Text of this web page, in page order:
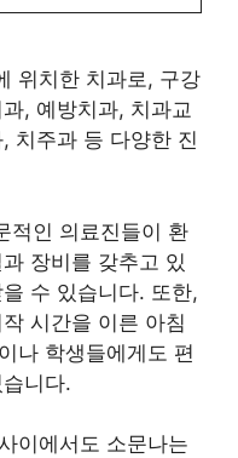
위치한 치과로, 구강
, 예방치과, 치과교
치주과 등 다양한 진
적인 의료진들이 환
장비를 갖추고 있
수 있습니다. 또한,
시간을 이른 아침
나 학생들에게도 편
니다.
이에서도 소문나는